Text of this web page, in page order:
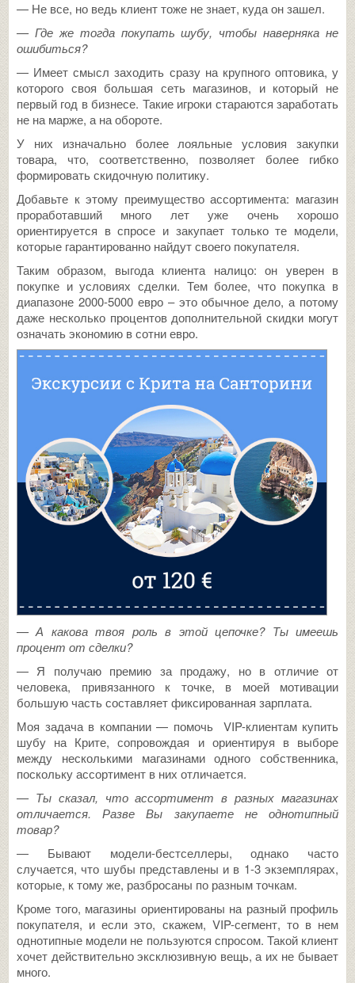
— Не все, но ведь клиент тоже не знает, куда он зашел.
— Где же тогда покупать шубу, чтобы наверняка не
ошибиться?
— Имеет смысл заходить сразу на крупного оптовика, у
которого своя большая сеть магазинов, и который не
первый год в бизнесе. Такие игроки стараются заработать
не на марже, а на обороте.
У них изначально более лояльные условия закупки
товара, что, соответственно, позволяет более гибко
формировать скидочную политику.
Добавьте к этому преимущество ассортимента: магазин
проработавший много лет уже очень хорошо
ориентируется в спросе и закупает только те модели,
которые гарантированно найдут своего покупателя.
Таким образом, выгода клиента налицо: он уверен в
покупке и условиях сделки. Тем более, что покупка в
диапазоне 2000-5000 евро – это обычное дело, а потому
даже несколько процентов дополнительной скидки могут
означать экономию в сотни евро.
— А какова твоя роль в этой цепочке? Ты имеешь
процент от сделки?
— Я получаю премию за продажу, но в отличие от
человека, привязанного к точке, в моей мотивации
большую часть составляет фиксированная зарплата.
Моя задача в компании — помочь VIP-клиентам купить
шубу на Крите, сопровождая и ориентируя в выборе
между несколькими магазинами одного собственника,
поскольку ассортимент в них отличается.
— Ты сказал, что ассортимент в разных магазинах
отличается. Разве Вы закупаете не однотипный
товар?
— Бывают модели-бестселлеры, однако часто
случается, что шубы представлены и в 1-3 экземплярах,
которые, к тому же, разбросаны по разным точкам.
Кроме того, магазины ориентированы на разный профиль
покупателя, и если это, скажем, VIP-сегмент, то в нем
однотипные модели не пользуются спросом. Такой клиент
хочет действительно эксклюзивную вещь, а их не бывает
много.